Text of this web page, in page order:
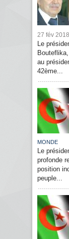
27 fév 2018
Le
au
42ème...
MONDE
Le
profonde
position
peuple...